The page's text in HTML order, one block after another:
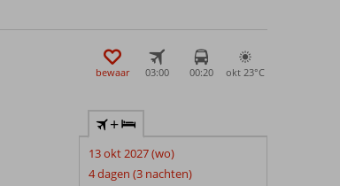
bewaar 03:00 00:20 okt 23°C
+
13 okt 2027 (wo)
4 dagen (3 nachten)